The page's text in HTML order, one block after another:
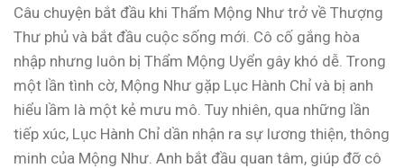
Câu chuyện bắt đầu khi Thẩm Mộng Như trở về Thượng
Thư phủ và bắt đầu cuộc sống mới. Cô cố gắng hòa
nhập nhưng luôn bị Thẩm Mộng Uyển gây khó dễ. Trong
một lần tình cờ, Mộng Như gặp Lục Hành Chỉ và bị anh
hiểu lầm là một kẻ mưu mô. Tuy nhiên, qua những lần
tiếp xúc, Lục Hành Chỉ dần nhận ra sự lương thiện, thông
minh của Mộng Như. Anh bắt đầu quan tâm, giúp đỡ cô